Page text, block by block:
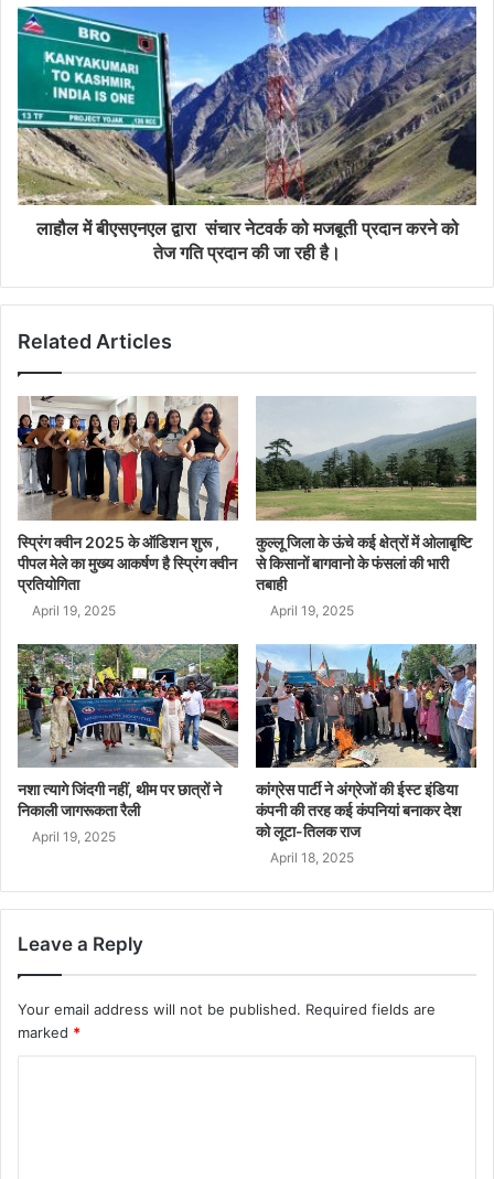
लाहौल में बीएसएनएल द्वारा संचार नेटवर्क को मजबूती प्रदान करने को
तेज गति प्रदान की जा रही है।
Related Articles
स्प्रिंग क्वीन 2025 के ऑडिशन शुरू ,
पीपल मेले का मुख्य आकर्षण है स्प्रिंग क्वीन
प्रतियोगिता
April 19, 2025
कुल्लू जिला के ऊंचे कई क्षेत्रों में ओलाबृष्टि
से किसानों बागवानो के फंसलां की भारी
तबाही
April 19, 2025
नशा त्यागे जिंदगी नहीं, थीम पर छात्रों ने
निकाली जागरूकता रैली
April 19, 2025
कांग्रेस पार्टी ने अंग्रेजों की ईस्ट इंडिया
कंपनी की तरह कई कंपनियां बनाकर देश
को लूटा-तिलक राज
April 18, 2025
Leave a Reply
Your email address will not be published. Required fields are
marked *